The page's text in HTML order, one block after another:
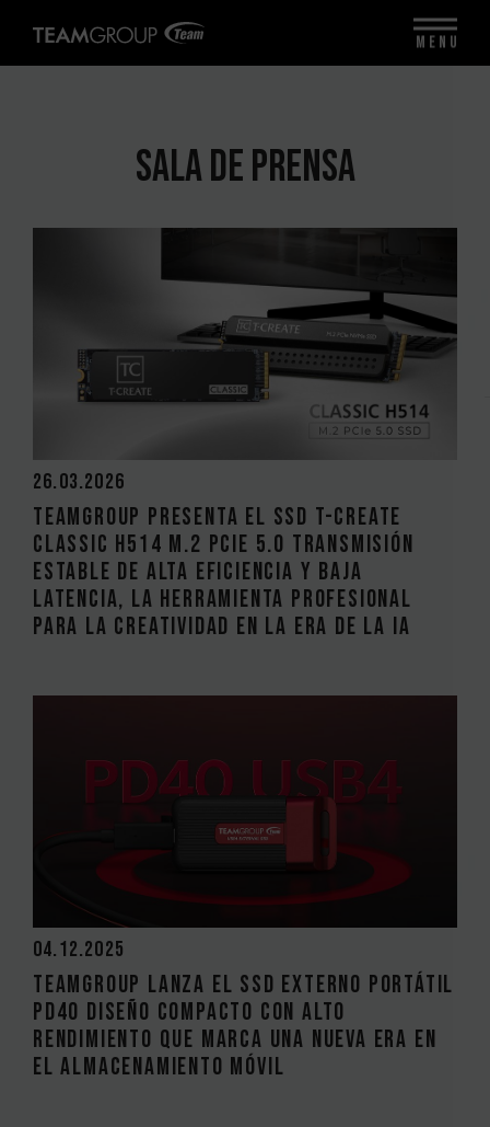
SALA DE PRENSA
26.03.2026
TEAMGROUP presenta el SSD T-CREATE
CLASSIC H514 M.2 PCIe 5.0 Transmisión
estable de alta eficiencia y baja
latencia, la herramienta profesional
para la creatividad en la era de la IA
04.12.2025
TEAMGROUP lanza el SSD externo portátil
PD40 Diseño compacto con alto
rendimiento que marca una nueva era en
el almacenamiento móvil
MENU